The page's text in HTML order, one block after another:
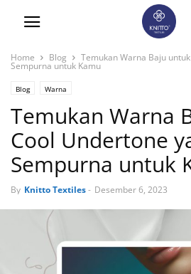
Home Blog Temukan Warna Baju
Sempurna untuk Kamu
Blog Warna
Temukan Warna
Cool Undertone
Sempurna untuk
By Knitto Textiles- Desember 6, 2023